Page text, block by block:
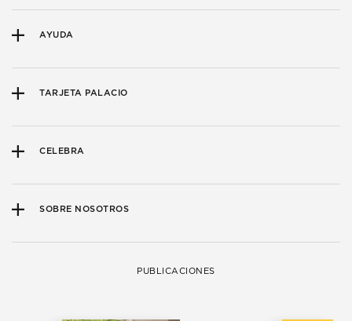
AYUDA
TARJETA PALACIO
CELEBRA
SOBRE NOSOTROS
PUBLICACIONES